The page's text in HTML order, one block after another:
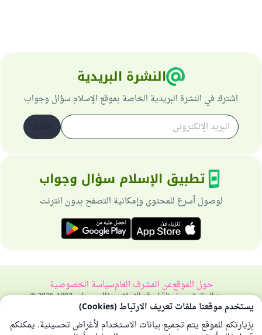
النشرة البريدية
اشترك في النشرة البريدية الخاصة بموقع الإسلام سؤال وجواب
تطبيق الإسلام سؤال وجواب
لوصول أسرع للمحتوى وإمكانية التصفح بدون انترنت
حول الموقععن المشرف العامسياسة الخصوصية
جميع الحقوق محفوظة لموقع الإسلام سؤال وجواب 1997-2025 ©
يستخدم موقعنا ملفات تعريف الارتباط (Cookies)
بزيارتكم للموقع يتم تجميع بيانات الاستخدام لأغراض تحسينية. يمكنكم